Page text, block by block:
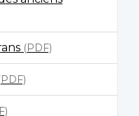
(PDF)